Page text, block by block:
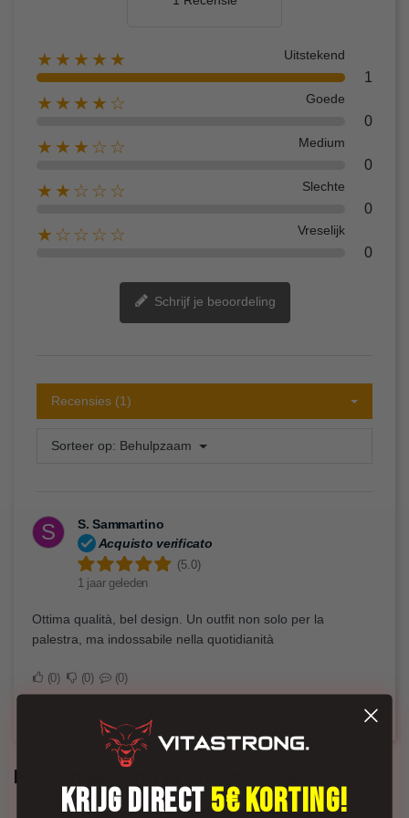
★★★★★ Uitstekend
1
★★★★☆ Goede
0
★★★☆☆ Medium
0
★★☆☆☆ Slechte
0
★☆☆☆☆ Vreselijk
0
Schrijf je beoordeling
Recensies (1)
Sorteer op: Behulpzaam
S
S. Sammartino
Acquisto verificato
(5.0)
1 jaar geleden
Ottima qualità, bel design. Un outfit non solo per la
palestra, ma indossabile nella quotidianità
0 0 0
Misschien vind je dit ook leuk
KRIJG DIRECT5€ KORTING!